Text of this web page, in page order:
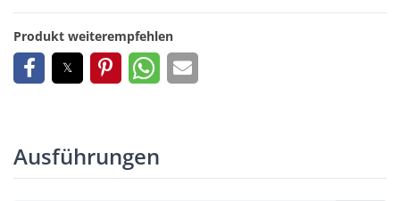
Produkt weiterempfehlen
Ausführungen